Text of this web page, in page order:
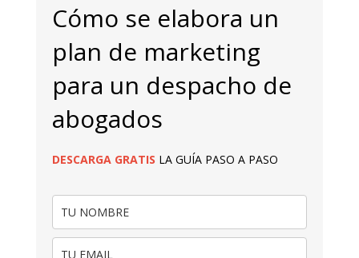
Cómo se elabora un
plan de marketing
para un despacho de
abogados
DESCARGA GRATIS LA GUÍA PASO A PASO